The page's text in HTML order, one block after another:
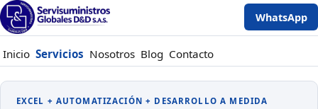
Inicio Servicios Nosotros Blog Contacto
WhatsApp
EXCEL + AUTOMATIZACIÓN + DESARROLLO A MEDIDA